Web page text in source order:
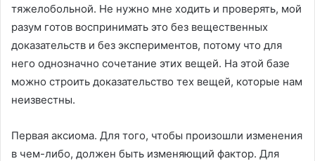
тяжелобольной. Не нужно мне ходить и проверять, мой
разум готов воспринимать это без вещественных
доказательств и без экспериментов, потому что для
него однозначно сочетание этих вещей. На этой базе
можно строить доказательство тех вещей, которые нам
неизвестны.
Первая аксиома. Для того, чтобы произошли изменения
в чем-либо, должен быть изменяющий фактор. Для